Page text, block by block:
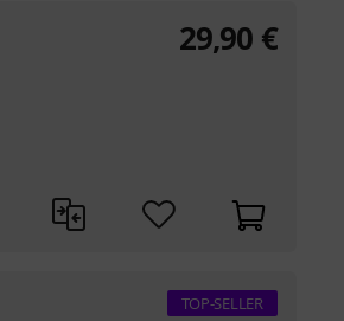
29,90 €
TOP-SELLER